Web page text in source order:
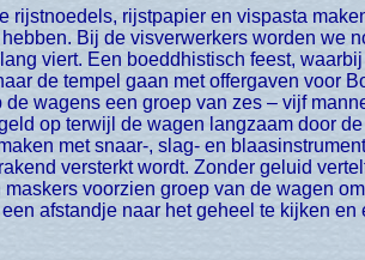
Bij de visverwerkers worden we
viert. Een boeddhistisch feest,
de tempel gaan met offergaven voor
wagens een groep van zes – vijf
op terwijl de wagen langzaam door
met snaar-, slag- en
versterkt wordt. Zonder geluid
voorzien groep van de wagen
afstandje naar het geheel te kijken en